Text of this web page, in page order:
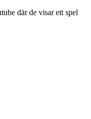
där de visar ett spel